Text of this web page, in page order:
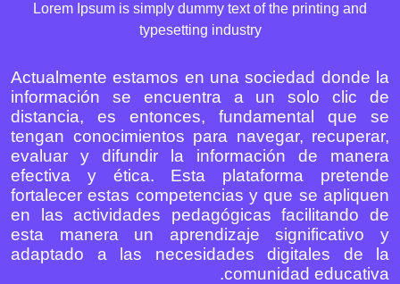
Lorem Ipsum is simply dummy text of the printing and
typesetting industry
Actualmente estamos en una sociedad donde la
información se encuentra a un solo clic de
distancia, es entonces, fundamental que se
tengan conocimientos para navegar, recuperar,
evaluar y difundir la información de manera
efectiva y ética. Esta plataforma pretende
fortalecer estas competencias y que se apliquen
en las actividades pedagógicas facilitando de
esta manera un aprendizaje significativo y
adaptado a las necesidades digitales de la
comunidad educativa.